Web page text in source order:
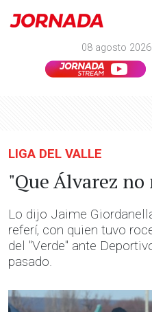
08 agosto
LIGA DEL VALLE
"Que Álvarez
Lo dijo Jaime
referí, con quien tuvo
del "Verde" ante
pasado.